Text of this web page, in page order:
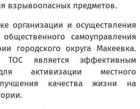
взрывоопасных предметов.
организации и осуществления
общественного самоуправления
городского округа Макеевка.
ТОС является эффективным
активизации местного
качества жизни на